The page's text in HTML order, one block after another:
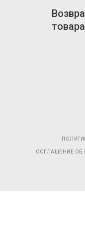
товара
СОГЛАШЕНИЕ ОБ